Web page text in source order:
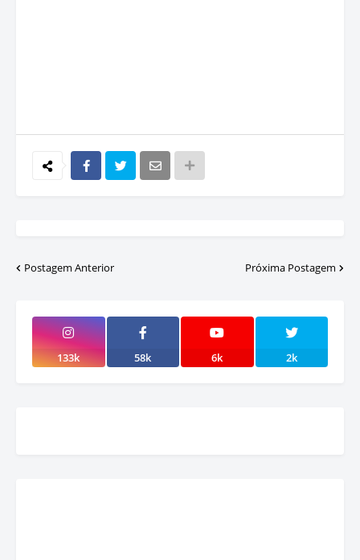
Postagem Anterior Próxima Postagem
133k 58k 6k 2k